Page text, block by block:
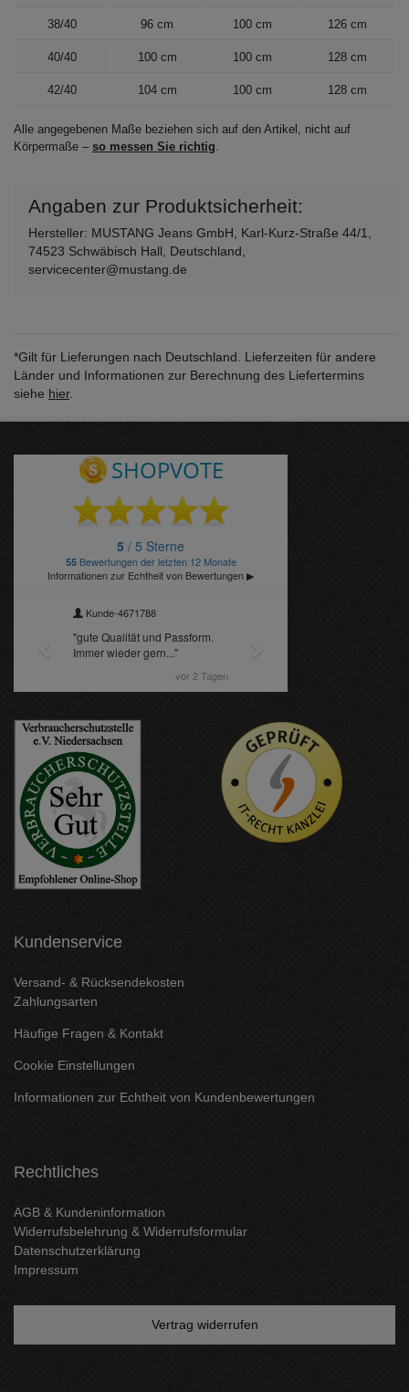
38/40 96 cm 100 cm 126 cm
40/40 100 cm 100 cm 128 cm
42/40 104 cm 100 cm 128 cm
Alle angegebenen Maße beziehen sich auf den Artikel, nicht auf
Körpermaße – so messen Sie richtig.
Angaben zur Produktsicherheit:
Hersteller: MUSTANG Jeans GmbH, Karl-Kurz-Straße 44/1,
74523 Schwäbisch Hall, Deutschland,
servicecenter@mustang.de
*Gilt für Lieferungen nach Deutschland. Lieferzeiten für andere
Länder und Informationen zur Berechnung des Liefertermins
siehe hier.
Kundenservice
Versand- & Rücksendekosten
Zahlungsarten
Häufige Fragen & Kontakt
Cookie Einstellungen
Informationen zur Echtheit von Kundenbewertungen
Rechtliches
AGB & Kundeninformation
Widerrufsbelehrung & Widerrufsformular
Datenschutzerklärung
Impressum
Vertrag widerrufen